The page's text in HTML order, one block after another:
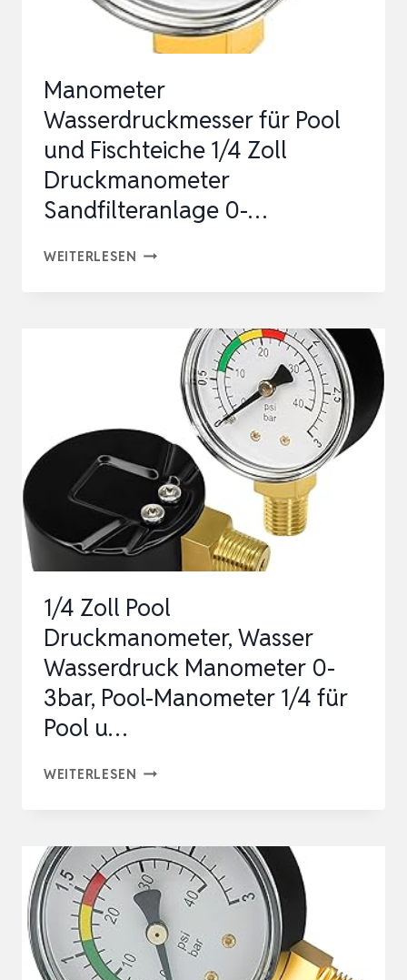
Ø50MM
ANSCHLUSS
0+3BA…
Manometer
Wasserdruckmesser für Pool
und Fischteiche 1/4 Zoll
Druckmanometer
Sandfilteranlage 0-…
WEITERLESEN MANOMETER
FISCHTEICHE
ZOLL
DRUCKMANOMETER
SANDFILTERANLAGE
0-
…
1/4 Zoll Pool
Druckmanometer, Wasser
Wasserdruck Manometer 0-
3bar, Pool-Manometer 1/4 für
Pool u…
WEITERLESEN 1/4
DRUCKMANOMETER,
WASSER
WASSERDRUCK
MANOMETER
0-